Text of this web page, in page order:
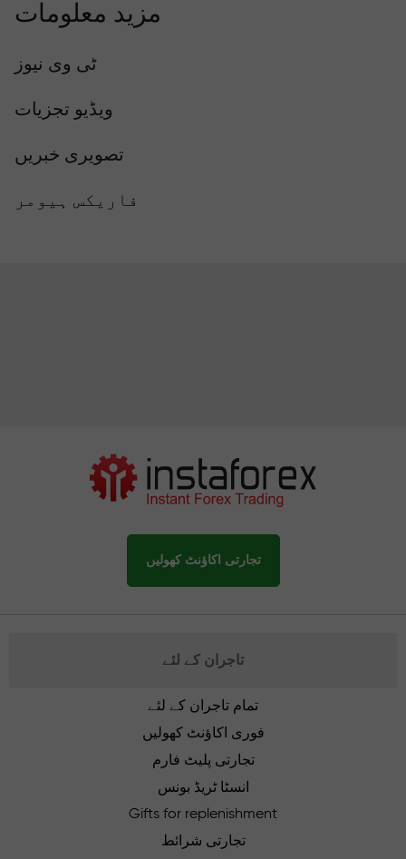
مزید معلومات
ٹی وی نیوز
ویڈیو تجزیات
تصویری خبریں
فاریکس ہیومر
تجارتی اکاؤنٹ کھولیں
تاجران کے لئے
تمام تاجران کے لئے
فوری اکاؤنٹ کھولیں
تجارتی پلیٹ فارم
انسٹا ٹریڈ بونس
Gifts for replenishment
تجارتی شرائط